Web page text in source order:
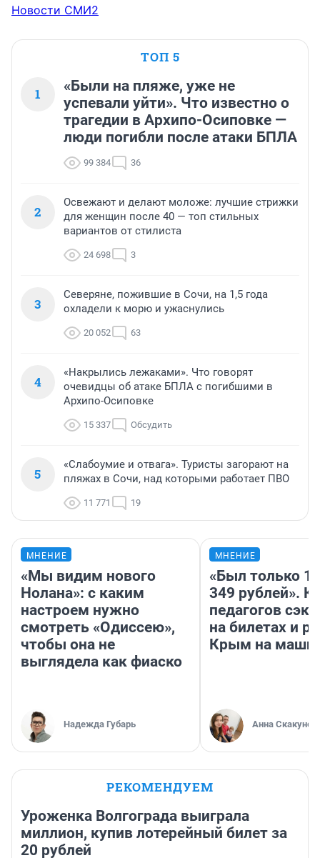
Новости СМИ2
ТОП 5
1
«Были на пляже, уже не
успевали уйти». Что известно о
трагедии в Архипо-Осиповке —
люди погибли после атаки БПЛА
99 384 36
2
Освежают и делают моложе: лучшие стрижки
для женщин после 40 — топ стильных
вариантов от стилиста
24 698 3
3
Северяне, пожившие в Сочи, на 1,5 года
охладели к морю и ужаснулись
20 052 63
4
«Накрылись лежаками». Что говорят
очевидцы об атаке БПЛА с погибшими в
Архипо-Осиповке
15 337 Обсудить
5
«Слабоумие и отвага». Туристы загорают на
пляжах в Сочи, над которыми работает ПВО
11 771 19
МНЕНИЕ
«Мы видим нового
Нолана»: с каким
настроем нужно
смотреть «Одиссею»,
чтобы она не
выглядела как фиаско
Надежда Губарь
МНЕНИЕ
«Был только
349 рублей».
педагогов
на билетах и
Крым на
Анна
РЕКОМЕНДУЕМ
Уроженка Волгограда выиграла
миллион, купив лотерейный билет за
20 рублей